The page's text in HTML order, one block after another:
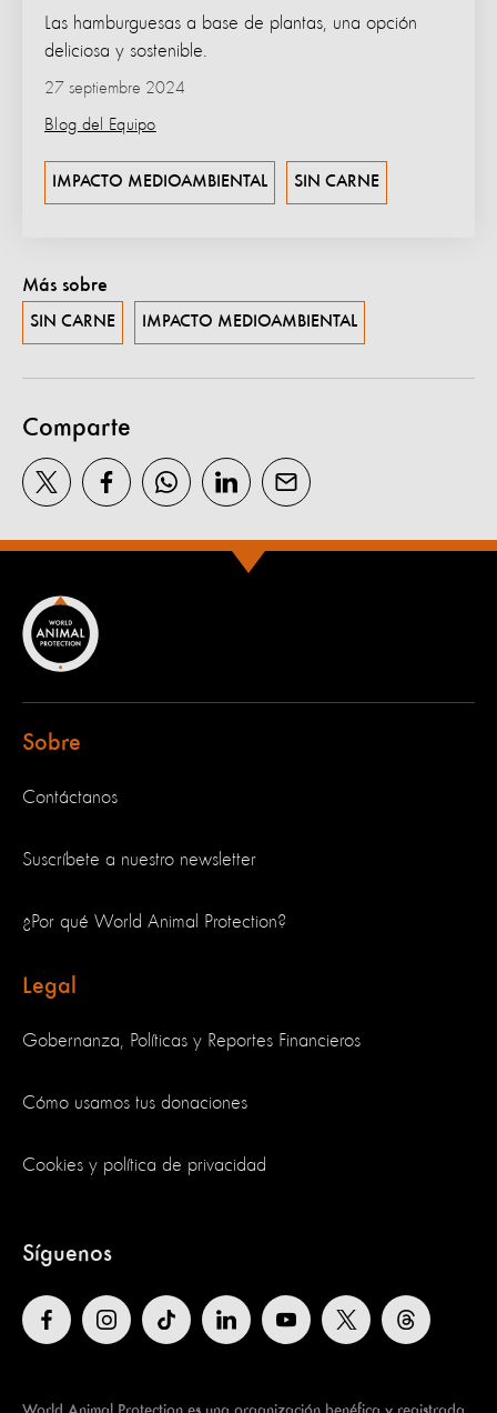
Las hamburguesas a base de plantas, una opción
deliciosa y sostenible.
27 septiembre 2024
Blog del Equipo
IMPACTO MEDIOAMBIENTAL SIN CARNE
Más sobre
SIN CARNE IMPACTO MEDIOAMBIENTAL
Comparte
Sobre
Contáctanos
Suscríbete a nuestro newsletter
¿Por qué World Animal Protection?
Legal
Gobernanza, Políticas y Reportes Financieros
Cómo usamos tus donaciones
Cookies y política de privacidad
Síguenos